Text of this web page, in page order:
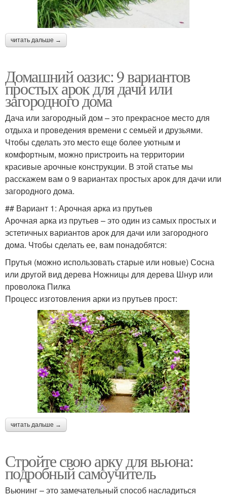
читать дальше →
Домашний оазис: 9 вариантов
простых арок для дачи или
загородного дома
Дача или загородный дом – это прекрасное место для
отдыха и проведения времени с семьей и друзьями.
Чтобы сделать это место еще более уютным и
комфортным, можно пристроить на территории
красивые арочные конструкции. В этой статье мы
расскажем вам о 9 вариантах простых арок для дачи или
загородного дома.
## Вариант 1: Арочная арка из прутьев
Арочная арка из прутьев – это один из самых простых и
эстетичных вариантов арок для дачи или загородного
дома. Чтобы сделать ее, вам понадобятся:
Прутья (можно использовать старые или новые) Сосна
или другой вид дерева Ножницы для дерева Шнур или
проволока Пилка
Процесс изготовления арки из прутьев прост:
читать дальше →
Стройте свою арку для вьюна:
подробный самоучитель
Вьюнинг – это замечательный способ насладиться